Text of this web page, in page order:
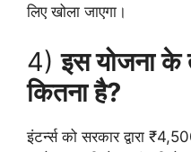
लिए खोला जाएगा।
4)इस योजना के
कितना है?
इंटर्न्स को सरकार द्वारा